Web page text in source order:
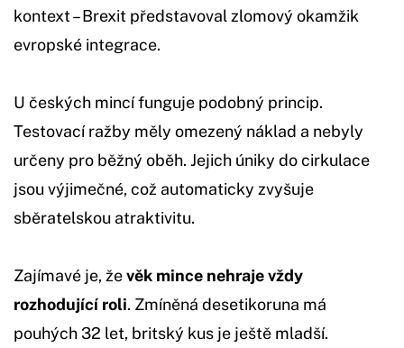
kontext – Brexit představoval zlomový okamžik
evropské integrace.
U českých mincí funguje podobný princip.
Testovací ražby měly omezený náklad a nebyly
určeny pro běžný oběh. Jejich úniky do cirkulace
jsou výjimečné, což automaticky zvyšuje
sběratelskou atraktivitu.
Zajímavé je, ževěk mince nehraje vždy
rozhodující roli. Zmíněná desetikoruna má
pouhých 32 let, britský kus je ještě mladší.